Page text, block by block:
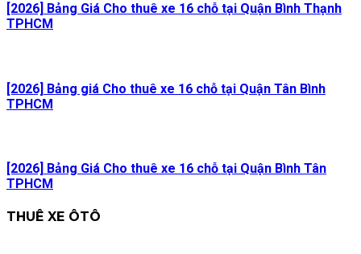
[2026] Bảng Giá Cho thuê xe 16 chỗ tại Quận Bình Thạnh
TPHCM
[2026] Bảng giá Cho thuê xe 16 chỗ tại Quận Tân Bình
TPHCM
[2026] Bảng Giá Cho thuê xe 16 chỗ tại Quận Bình Tân
TPHCM
THUÊ XE ÔTÔ